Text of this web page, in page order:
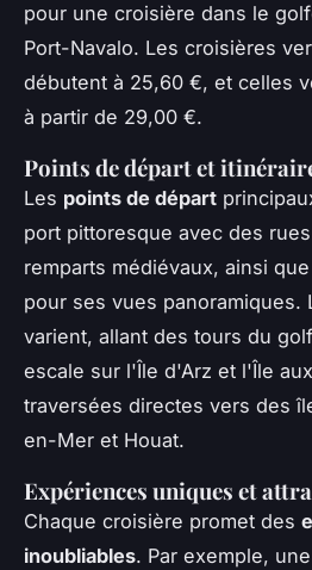
pour une croisière dans le
Port-Navalo. Les croisières
débutent à 25,60 €, et celles
à partir de 29,00 €.
Points de départ et
Les points de départ
port pittoresque avec des
remparts médiévaux, ainsi
pour ses vues panoramiques.
varient, allant des tours du
escale sur l'Île d'Arz et l'Île
traversées directes vers des
en-Mer et Houat.
Expériences uniques et
Chaque croisière promet des
inoubliables. Par exemple,